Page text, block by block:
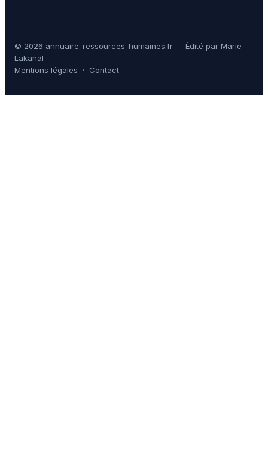
© 2026 annuaire-ressources-humaines.fr — Édité par Marie
Lakanal
Mentions légales · Contact